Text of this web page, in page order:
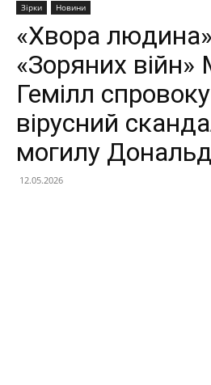
Зірки Новини
«Хвора
«Зоряних війн»
Гемілл
вірусний
могилу
12.05.2026